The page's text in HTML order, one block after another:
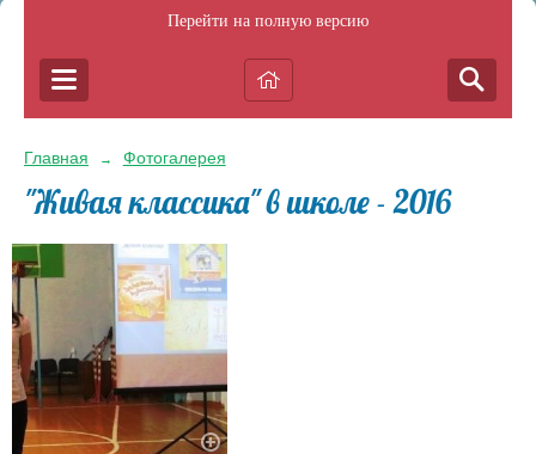
Перейти на полную версию
Главная → Фотогалерея
"Живая классика" в школе - 2016